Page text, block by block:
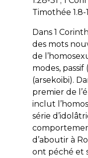
Timothée 1.8-
Dans 1
des mots
de
modes, passif (
(arsekoibi).
premier de
inclut
série
d’aboutir à
ont péché et